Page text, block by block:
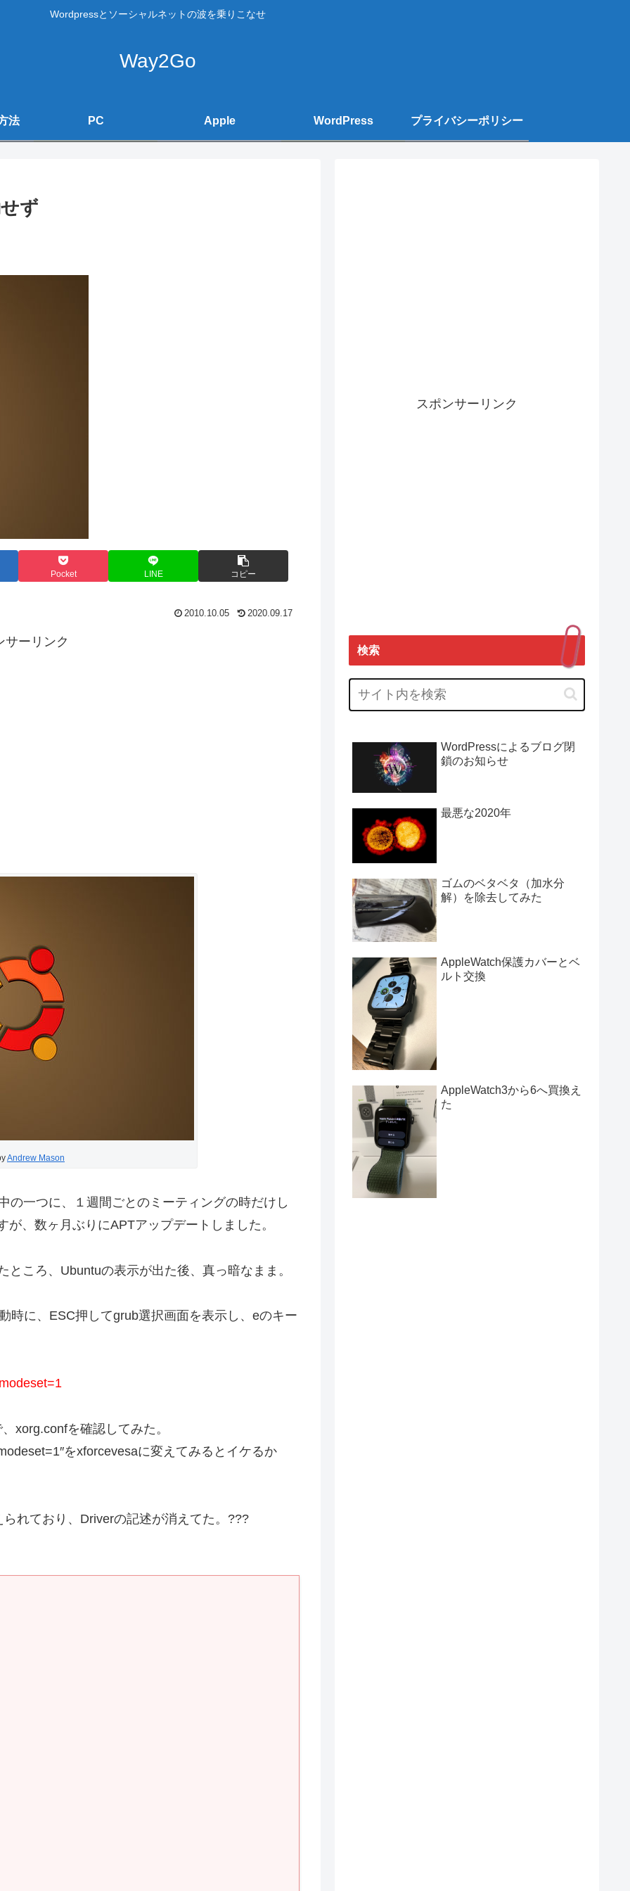
Wordpressとソーシャルネットの波を乗りこなせ
Way2Go
法 PC Apple WordPress プライバシーポリシー
ず
Pocket LINE コピー
2010.10.05 2020.09.17
サーリンク
Andrew Mason
の一つに、１週間ごとのミーティングの時だけし
、数ヶ月ぶりにAPTアップデートしました。
ころ、Ubuntuの表示が出た後、真っ暗なまま。
時に、ESC押してgrub選択画面を表示し、eのキー
xorg.confを確認してみた。
をxforcevesaに変えてみるとイケるか
れており、Driverの記述が消えてた。???
スポンサーリンク
検索
WordPressによるブログ閉
鎖のお知らせ
最悪な2020年
ゴムのベタベタ（加水分
解）を除去してみた
AppleWatch保護カバーとベ
ルト交換
AppleWatch3から6へ買換え
た